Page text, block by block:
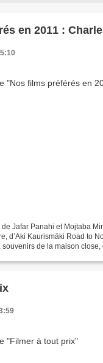
en 2011 :
de Jafar Panahi et Mojtaba
d’Aki Kaurismäki Road to
souvenirs de la maison